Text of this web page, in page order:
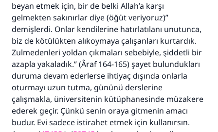
beyan etmek için, bir de belki Allah’a karşı
gelmekten sakınırlar diye (öğüt veriyoruz)”
demişlerdi. Onlar kendilerine hatırlatılanı unutunca,
biz de kötülükten alıkoymaya çalışanları kurtardık.
Zulmedenleri yoldan çıkmaları sebebiyle, şiddetli bir
azapla yakaladık.” (Âraf 164-165) şayet bulundukları
duruma devam ederlerse ihtiyaç dışında onlarla
oturmayı uzun tutma, gününü derslerine
çalışmakla, üniversitenin kütüphanesinde müzakere
ederek geçir. Çünkü senin oraya gitmenin amacı
budur. Evi sadece istirahet etmek için kullanırsın.